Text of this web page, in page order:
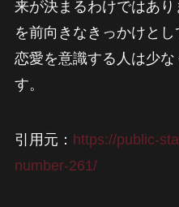
来が決まるわけではあ
を前向きなきっかけと
恋愛を意識する人は少
す。
引用元： https://public-
number-261/